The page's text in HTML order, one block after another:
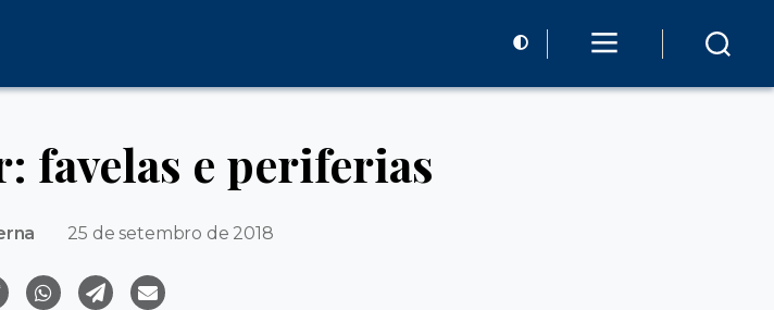
favelas e periferias
25 de setembro de 2018